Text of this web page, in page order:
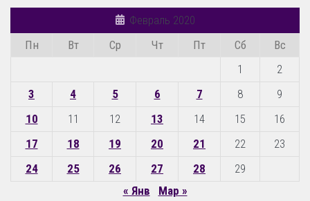
Февраль 2020
Пн
Вт Ср Чт Пт Сб
Вс
1
2
3
4 5 6 7 8
9
10
11 12 13 14 15
16
17
18 19 20 21 22
23
24
25 26 27 28
29
« Янв
Мар »